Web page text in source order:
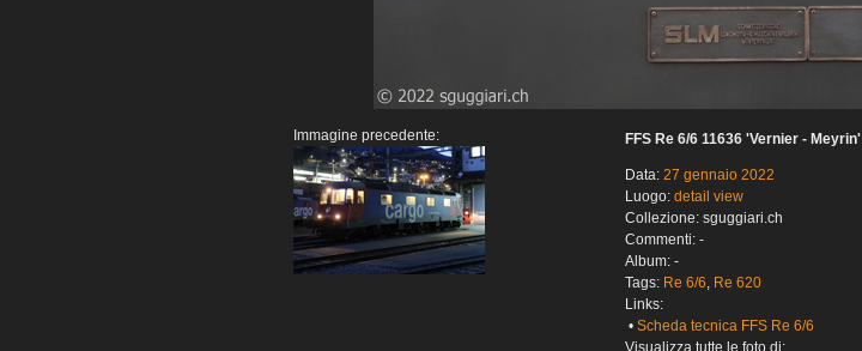
Immagine precedente: FFS Re 6/6 11636 'Vernier - Meyrin'
Data: 27 gennaio 2022
Luogo: detail view
Collezione: sguggiari.ch
Commenti: -
Album: -
Tags: Re 6/6, Re 620
Links:
• Scheda tecnica FFS Re 6/6